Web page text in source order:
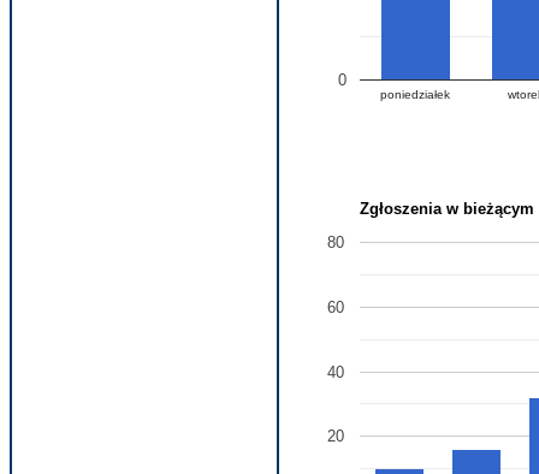
poniedziałek
0
Zgłoszenia w
20
40
60
80